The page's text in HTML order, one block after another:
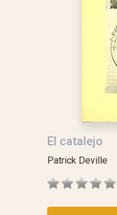
El catalejo
Patrick Deville